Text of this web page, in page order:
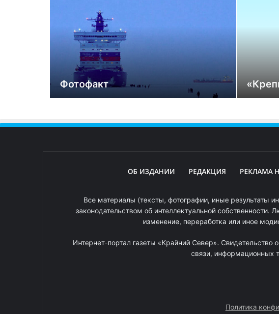
Фотофакт
ОБ ИЗДАНИИ РЕДАКЦИЯ РЕКЛАМА
Все материалы (тексты, фотографии, иные результаты
законодательством об интеллектуальной
изменение, переработка или иное
Интернет-портал газеты «Крайний Север».
связи, информационных
Политика